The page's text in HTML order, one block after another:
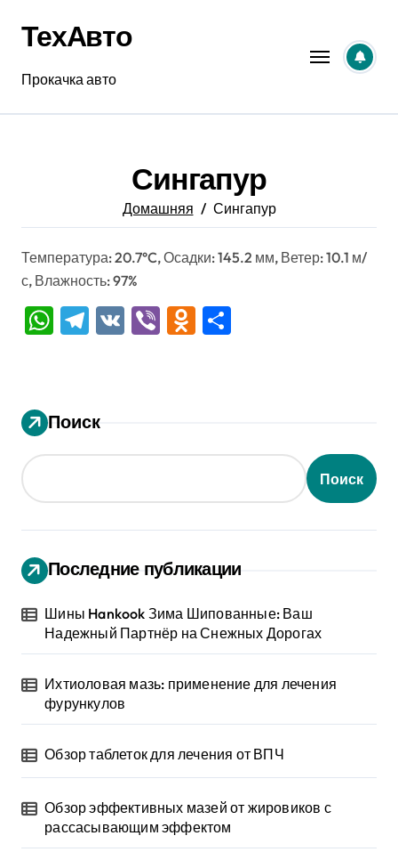
содержанию
ТехАвто
Прокачка авто
Сингапур
Домашняя Сингапур
Температура: 20.7°C, Осадки: 145.2 мм, Ветер: 10.1 м/
с, Влажность: 97%
WhatsApp
Telegram
VK ViberOdnoklassniki
Поиск
Поиск
Последние публикации
Шины Hankook Зима Шипованные: Ваш
Надежный Партнёр на Снежных Дорогах
Ихтиоловая мазь: применение для лечения
фурункулов
Обзор таблеток для лечения от ВПЧ
Обзор эффективных мазей от жировиков с
рассасывающим эффектом